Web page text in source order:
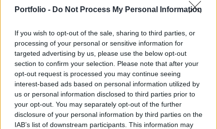
Portfolio - Do Not Process My Personal Information
If you wish to opt-out of the sale, sharing to third parties, or
processing of your personal or sensitive information for
targeted advertising by us, please use the below opt-out
section to confirm your selection. Please note that after your
opt-out request is processed you may continue seeing
interest-based ads based on personal information utilized by
us or personal information disclosed to third parties prior to
your opt-out. You may separately opt-out of the further
disclosure of your personal information by third parties on the
IAB’s list of downstream participants. This information may
Private Health Forum 2026Új lehetőségek a magyar
egészségügy előtt - De mégis mihez kezd ezzel a
magánegészségügyi szektor? Jubileumi konferenciánkon
kiderül.Információ és jelentkezésA brit egészségügyi
hatóság szerdai közleménye szerint a lakosságra nézve
nagyon alacsony a kockázat, és jelenleg nincs bizonyíték
arra, hogy a vírus madarakban – eredeti
gazdaszervezetében...